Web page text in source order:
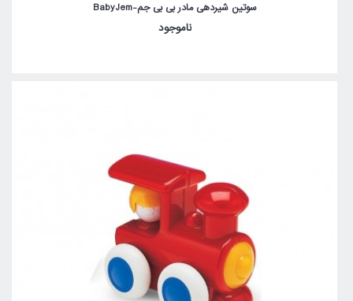
سوتین شیردهی مادر بی بی جم-BabyJem
ناموجود